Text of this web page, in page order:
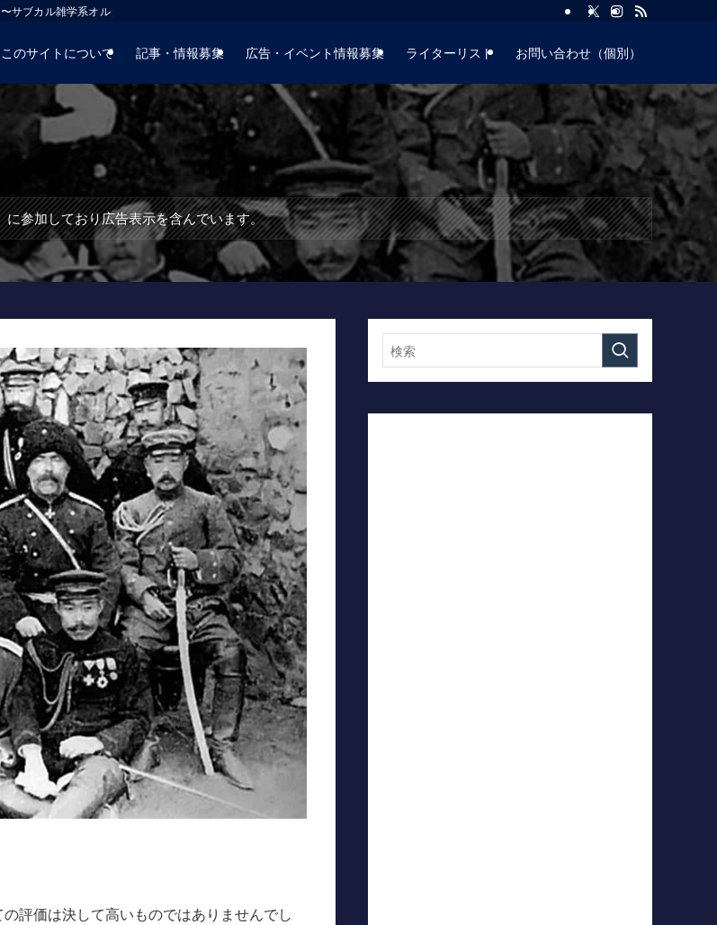
ブカル雑学系オルタナティブサイト
このサイトについて 記事・情報募集 広告・イベント情報募集 ライターリスト お問い合わせ（個別）
参加しており広告表示を含んでいます。
評価は決して高いものではありませんでし